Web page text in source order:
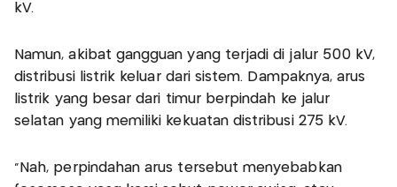
kV.
Namun, akibat gangguan yang terjadi di jalur 500 kV,
distribusi listrik keluar dari sistem. Dampaknya, arus
listrik yang besar dari timur berpindah ke jalur
selatan yang memiliki kekuatan distribusi 275 kV.
“Nah, perpindahan arus tersebut menyebabkan